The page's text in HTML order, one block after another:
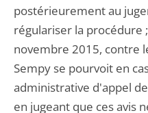
postérieurement au
régulariser la procédure
novembre 2015, contre
Sempy se pourvoit en
administrative d'appel
en jugeant que ces avis